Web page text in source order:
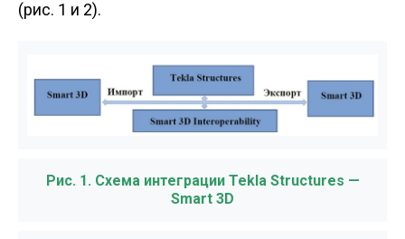
(рис. 1 и 2).
Рис. 1. Схема интеграции Tekla Structures —
Smart 3D